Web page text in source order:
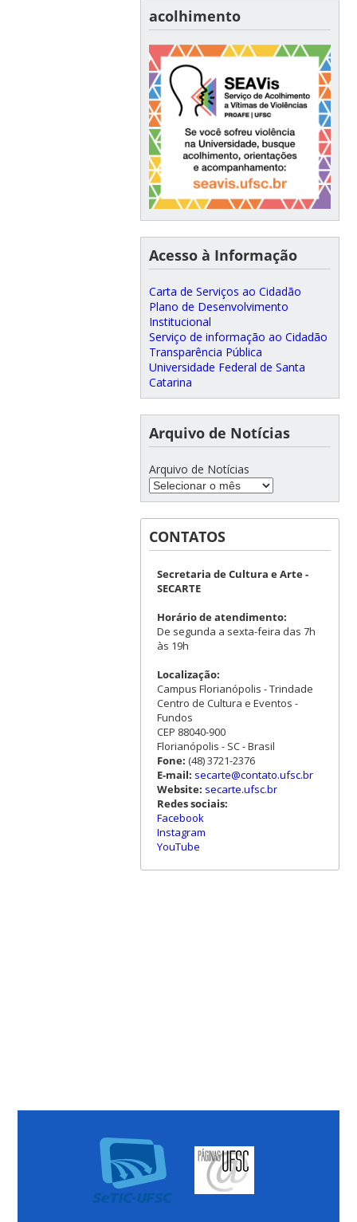
acolhimento
Acesso à Informação
Carta de Serviços ao Cidadão
Plano de Desenvolvimento
Institucional
Serviço de informação ao Cidadão
Transparência Pública
Universidade Federal de Santa
Catarina
Arquivo de Notícias
Arquivo de Notícias
CONTATOS
Secretaria de Cultura e Arte -
SECARTE
Horário de atendimento:
De segunda a sexta-feira das 7h
às 19h
Localização:
Campus Florianópolis - Trindade
Centro de Cultura e Eventos -
Fundos
CEP 88040-900
Florianópolis - SC - Brasil
Fone: (48) 3721-2376
E-mail: secarte@contato.ufsc.br
Website: secarte.ufsc.br
Redes sociais:
Facebook
Instagram
YouTube